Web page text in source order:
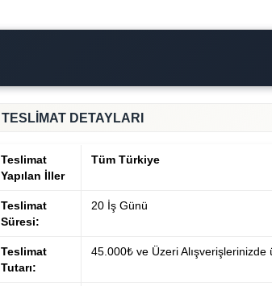
TESLİMAT DETAYLARI
Teslimat
Yapılan İller
Tüm Türkiye
Teslimat
Süresi:
20 İş Günü
Teslimat
Tutarı:
45.000₺ ve Üzeri Alışverişlerinizde